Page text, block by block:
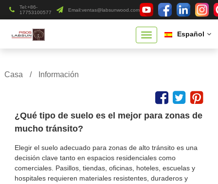
Tel:+86-
17753100577
Email:ventas@labsunwood.com
Español
Casa / Información
¿Qué tipo de suelo es el mejor para zonas de
mucho tránsito?
Elegir el suelo adecuado para zonas de alto tránsito es una
decisión clave tanto en espacios residenciales como
comerciales. Pasillos, tiendas, oficinas, hoteles, escuelas y
hospitales requieren materiales resistentes, duraderos y